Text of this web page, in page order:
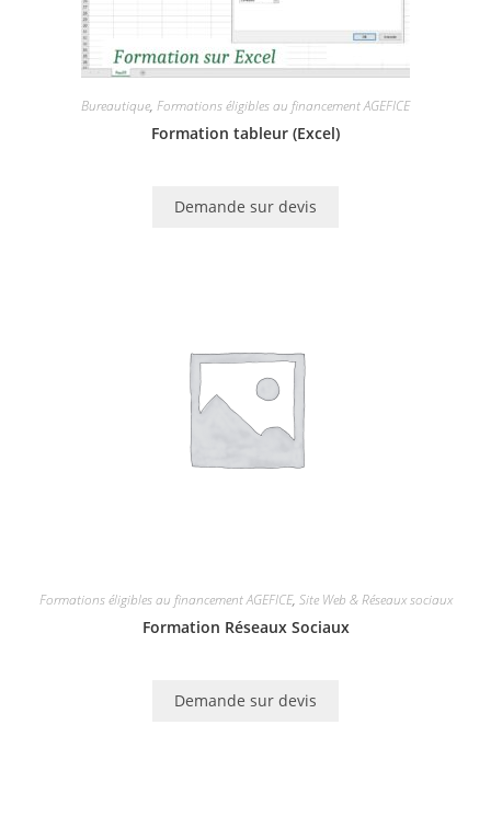
Bureautique, Formations éligibles au financement AGEFICE
Formation tableur (Excel)
Demande sur devis
Formations éligibles au financement AGEFICE, Site Web & Réseaux sociaux
Formation Réseaux Sociaux
Demande sur devis